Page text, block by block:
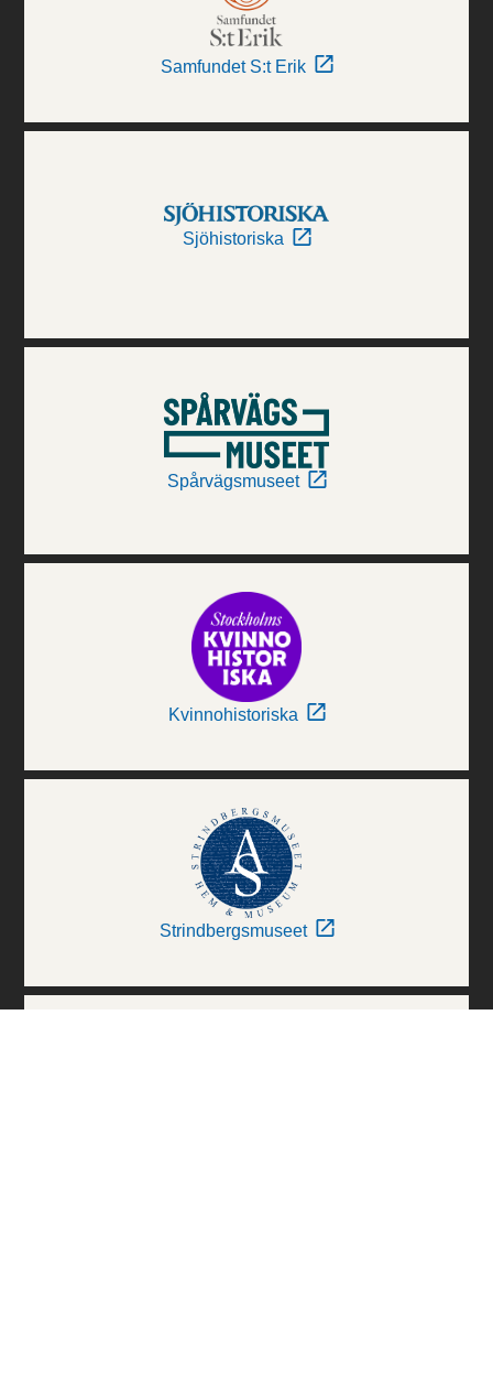
Samfundet S:t Erik
Sjöhistoriska
Spårvägsmuseet
Kvinnohistoriska
Strindbergsmuseet